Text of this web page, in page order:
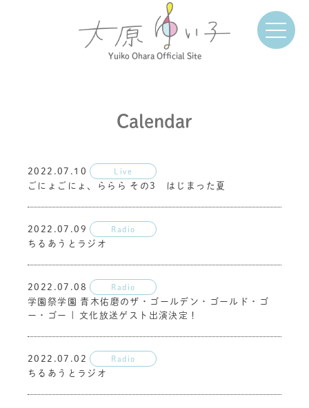
Yuiko Ohara Official Site
Calendar
2022.07.10 Live
ごにょごにょ、ららら その3 はじまった夏
2022.07.09 Radio
ちるあうとラジオ
2022.07.08 Radio
学園祭学園 青木佑磨のザ・ゴールデン・ゴールド・ゴ
ー・ゴー | 文化放送ゲスト出演決定！
2022.07.02 Radio
ちるあうとラジオ